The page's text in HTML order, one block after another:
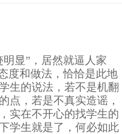
显”，居然就逼人家
度和做法，恰恰是此地
生的说法，若不是机翻
点，若是不真实造谣，
实在不开心的找学生的
学生就是了，何必如此